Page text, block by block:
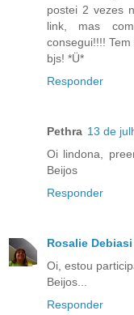
postei 2 vezes
link, mas
consegui!!!!
bjs! *Ü*
Responder
Pethra 13 de
Oi lindona,
Beijos
Responder
Rosalie Debiasi
Oi, estou
Beijos...
Responder